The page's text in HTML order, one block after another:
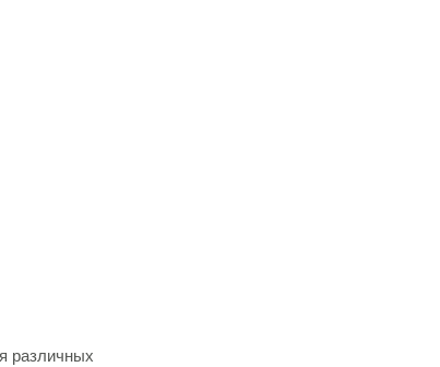
различных